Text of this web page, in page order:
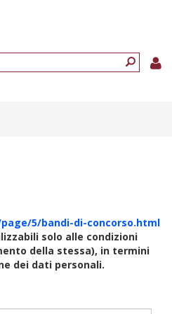
5/bandi-di-concorso.html
solo alle condizioni
della stessa), in termini
dei dati personali.